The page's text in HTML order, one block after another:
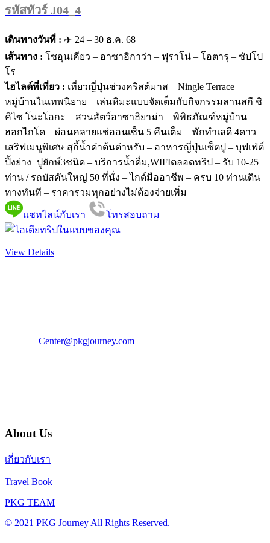
รหัสทัวร์ J04_4
เดินทางวันที่ : ✈️ 24 – 30 ธ.ค. 68
เส้นทาง : โซอุนเคียว – อาซาฮิกาว่า – ฟุราโน่ – โอตารุ – ซัปโป
โร
ไฮไลต์ที่เที่ยว : เที่ยวญี่ปุ่นช่วงคริสต์มาส – Ningle Terrace
หมู่บ้านในเทพนิยาย – เล่นหิมะแบบจัดเต็มกับกิจกรรมลานสกี ชิ
คิไซ โนะโอกะ – สวนสัตว์อาซาฮิยาม่า – พิพิธภัณฑ์หมู่บ้าน
ฮอกไกโด – ผ่อนคลายแช่ออนเซ็น 5 คืนเต็ม – พักทำเลดี 4ดาว –
เสริฟเมนูพิเศษ สุกี้น้ำดำต้นตำหรับ – อาหารญี่ปุ่นเซ็ตปู – บุฟเฟ่ต์
ปิ้งย่าง+ปูยักษ์3ชนิด – บริการน้ำดื่ม,WIFIตลอดทริป – รับ 10-25
ท่าน / รถบัสคันใหญ่ 50 ที่นั่ง – ไกด์มืออาชีพ – ครบ 10 ท่านเดิน
ทางทันที – ราคารวมทุกอย่างไม่ต้องจ่ายเพิ่ม
แชทไลน์กับเรา โทรสอบถาม
View Details
Center@pkgjourney.com
About Us
เกี่ยวกับเรา
Travel Book
PKG TEAM
© 2021 PKG Journey All Rights Reserved.